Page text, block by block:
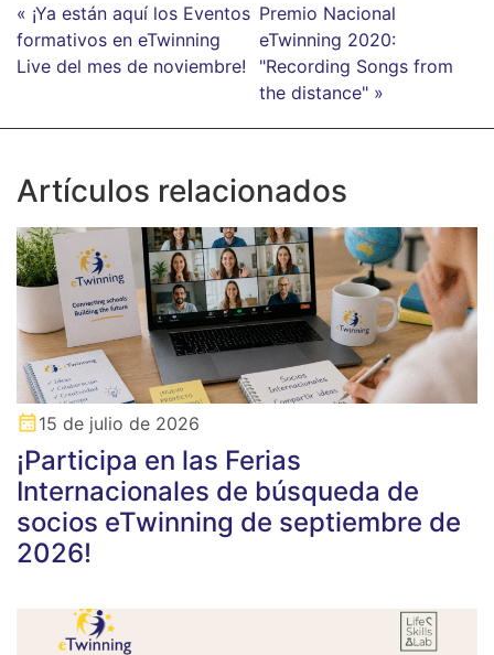
« ¡Ya están aquí los Eventos
formativos en eTwinning
Live del mes de noviembre!
Premio Nacional
eTwinning 2020:
"Recording Songs from
the distance" »
Artículos relacionados
15 de julio de 2026
¡Participa en las Ferias
Internacionales de búsqueda de
socios eTwinning de septiembre de
2026!